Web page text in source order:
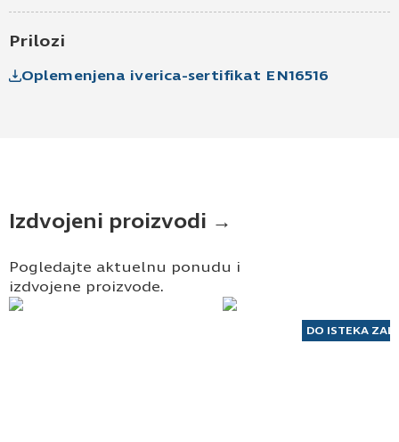
Prilozi
Oplemenjena iverica-sertifikat EN16516
Izdvojeni proizvodi →
Pogledajte aktuelnu ponudu i
izdvojene proizvode.
DO ISTEKA